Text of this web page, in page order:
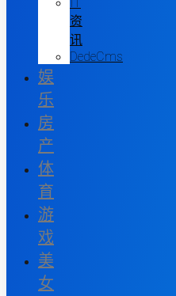
资
讯
DedeCms
娱
乐
房
产
体
育
游
戏
美
女